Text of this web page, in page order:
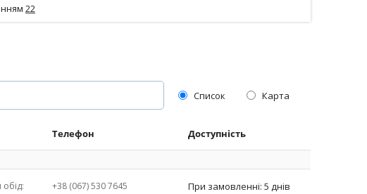
22
Список Карта
Телефон Доступність
обід:
+38 (067) 530 7645 При замовленні: 5 днів